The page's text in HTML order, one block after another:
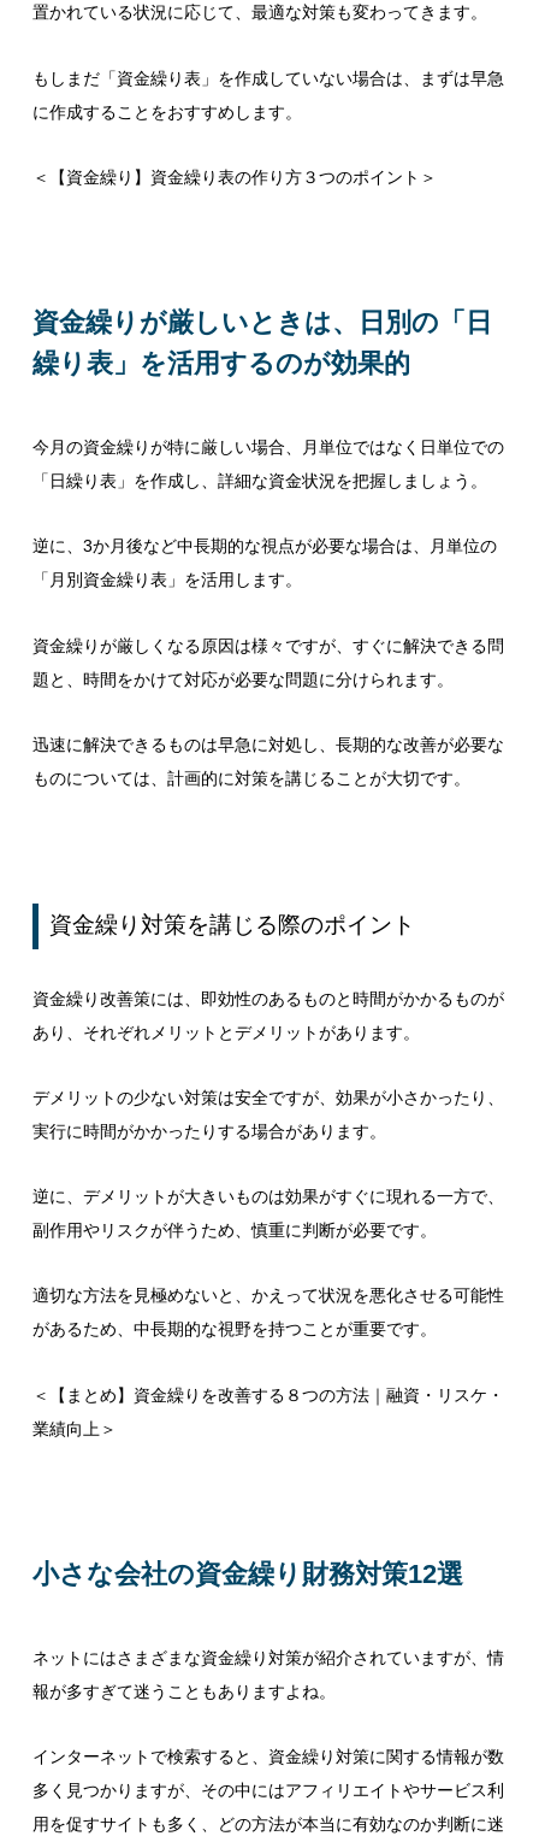
置かれている状況に応じて、最適な対策も変わってきます。
もしまだ「資金繰り表」を作成していない場合は、まずは早急
に作成することをおすすめします。
＜ 【資金繰り】資金繰り表の作り方３つのポイント ＞
資金繰りが厳しいときは、日別の「日
繰り表」を活用するのが効果的
今月の資金繰りが特に厳しい場合、月単位ではなく日単位での
「日繰り表」を作成し、詳細な資金状況を把握しましょう。
逆に、3か月後など中長期的な視点が必要な場合は、月単位の
「月別資金繰り表」を活用します。
資金繰りが厳しくなる原因は様々ですが、すぐに解決できる問
題と、時間をかけて対応が必要な問題に分けられます。
迅速に解決できるものは早急に対処し、長期的な改善が必要な
ものについては、計画的に対策を講じることが大切です。
資金繰り対策を講じる際のポイント
資金繰り改善策には、即効性のあるものと時間がかかるものが
あり、それぞれメリットとデメリットがあります。
デメリットの少ない対策は安全ですが、効果が小さかったり、
実行に時間がかかったりする場合があります。
逆に、デメリットが大きいものは効果がすぐに現れる一方で、
副作用やリスクが伴うため、慎重に判断が必要です。
適切な方法を見極めないと、かえって状況を悪化させる可能性
があるため、中長期的な視野を持つことが重要です。
＜
【まとめ】資金繰りを改善する８つの方法｜融資・リスケ・
業績向上 ＞
小さな会社の資金繰り財務対策12選
ネットにはさまざまな資金繰り対策が紹介されていますが、情
報が多すぎて迷うこともありますよね。
インターネットで検索すると、資金繰り対策に関する情報が数
多く見つかりますが、その中にはアフィリエイトやサービス利
用を促すサイトも多く、どの方法が本当に有効なのか判断に迷